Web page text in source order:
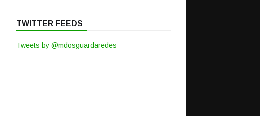
TWITTER FEEDS
Tweets by @mdosguardaredes